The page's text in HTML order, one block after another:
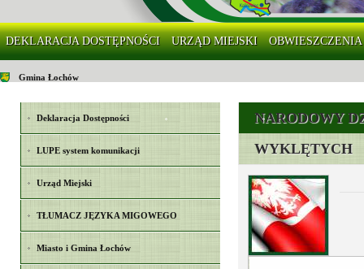
DEKLARACJA DOSTĘPNOŚCI URZĄD MIEJSKI OBWIESZCZENIA
Gmina Łochów
Deklaracja Dostępności
LUPE system komunikacji
Urząd Miejski
TŁUMACZ JĘZYKA MIGOWEGO
Miasto i Gmina Łochów
NARODOWY
WYKLĘTYCH